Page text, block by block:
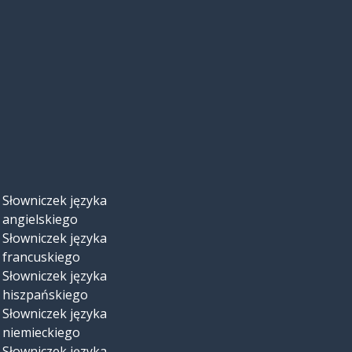
Słowniczek języka
angielskiego
Słowniczek języka
francuskiego
Słowniczek języka
hiszpańskiego
Słowniczek języka
niemieckiego